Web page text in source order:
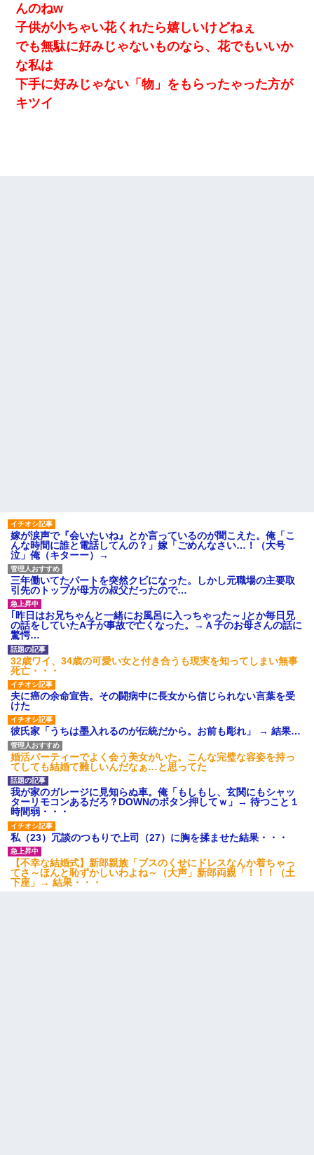
んのねw
子供が小ちゃい花くれたら嬉しいけどねぇ
でも無駄に好みじゃないものなら、花でもいいか
な私は
下手に好みじゃない「物」をもらったゃった方が
キツイ
嫁が涙声で『会いたいね』とか言っているのが聞こえた。俺「こ
んな時間に誰と電話してんの？」嫁「ごめんなさい…！（大号
泣」俺（キターー）→
三年働いてたパートを突然クビになった。しかし元職場の主要取
引先のトップが母方の叔父だったので…
｢昨日はお兄ちゃんと一緒にお風呂に入っちゃった～｣とか毎日兄
の話をしていたA子が事故で亡くなった。→Ａ子のお母さんの話に
驚愕…
32歳ワイ、34歳の可愛い女と付き合うも現実を知ってしまい無事
死亡・・・
夫に癌の余命宣告。その闘病中に長女から信じられない言葉を受
けた
彼氏家「うちは墨入れるのが伝統だから。お前も彫れ」 → 結果…
婚活パーティーでよく会う美女がいた。こんな完璧な容姿を持っ
てしても結婚て難しいんだなぁ…と思ってた
我が家のガレージに見知らぬ車。俺「もしもし、玄関にもシャッ
ターリモコンあるだろ？DOWNのボタン押してｗ」→ 待つこと１
時間弱・・・
私（23）冗談のつもりで上司（27）に胸を揉ませた結果・・・
【不幸な結婚式】新郎親族「ブスのくせにドレスなんか着ちゃっ
てさ～ほんと恥ずかしいわよね～（大声」新郎両親「！！！（土
下座」→ 結果・・・